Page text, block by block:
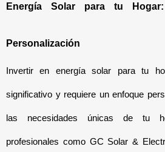
Energía Solar para tu
Personalización
Invertir en energía solar para tu
significativo y requiere un enfoque
las necesidades únicas de tu
profesionales como GC Solar &